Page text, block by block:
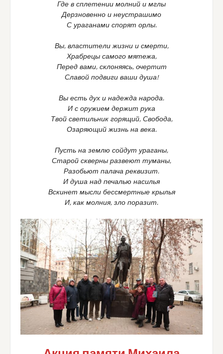
Где в сплетении молний и мглы
Дерзновенно и неустрашимо
С ураганами спорят орлы.
Вы, властители жизни и смерти,
Храбрецы самого мятежа,
Перед вами, склоняясь, очертит
Славой подвиги ваши душа!
Вы есть дух и надежда народа.
И с оружием держит рука
Твой светильник горящий, Свобода,
Озаряющий жизнь на века.
Пусть на землю сойдут ураганы,
Старой скверны развеют туманы,
Разобьют палача реквизит.
И душа над печалью насилья
Вскинет мысли бессмертные крылья
И, как молния, зло поразит.